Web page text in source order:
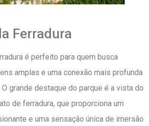
Ferradura
é perfeito para quem busca
amplas e uma conexão mais profunda
O grande destaque do parque é a vista do
de ferradura, que proporciona um
e uma sensação única de imersão